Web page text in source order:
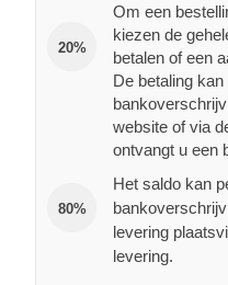
20%
Om een
kiezen de
betalen of een
De betaling
website of via
ontvangt u een
80%
Het saldo kan
levering
levering.